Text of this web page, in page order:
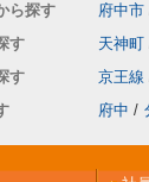
ら探す 府中市
す
天神町
す
京王線
府中 /